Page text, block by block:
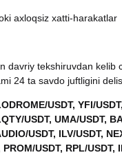
axloqsiz xatti-harakatlar
davriy tekshiruvdan kelib
24 ta savdo juftligini
USDT, YFI/
USDT, UMA/USDT,
USDT, ILV/USDT,
PROM/USDT, RPL/